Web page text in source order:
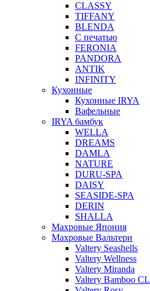
CLASSY
TIFFANY
BLENDA
С печатью
FERONIA
PANDORA
ANTIK
INFINITY
Кухонные
Кухонные IRYA
Вафельные
IRYA бамбук
WELLA
DREAMS
DAMLA
NATURE
DURU-SPA
DAISY
SEASIDE-SPA
DERIN
SHALLA
Махровые Япония
Махровые Вальтери
Valtery Seashells
Valtery Wellness
Valtery Miranda
Valtery Bamboo CL